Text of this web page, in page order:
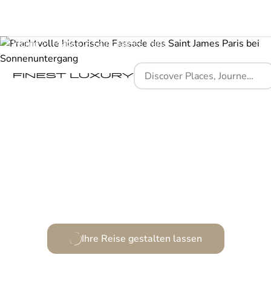
Home Places Saint James Paris
Ihre Reise gestalten lassen